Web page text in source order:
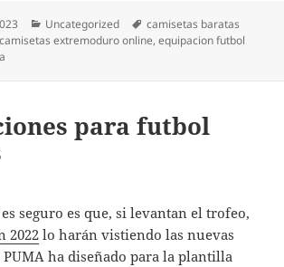
Categorías
Uncategorized Etiquetas
camisetas baratas
extremoduro online,equipacion futbol
para futbol
seguro es que, si levantan el trofeo,
2022 lo harán vistiendo las nuevas
PUMA ha diseñado para la plantilla